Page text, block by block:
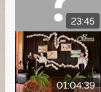
23:45
01:04:39